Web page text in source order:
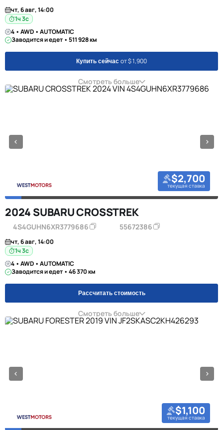
чт, 6 авг, 14:00
1ч 2с
4 • AWD • AUTOMATIC
Заводится и едет • 511 928 км
Купить сейчас от $ 1,900
Смотреть больше
$2,700
текущая ставка
2024 SUBARU CROSSTREK
4S4GUHN6XR3779686 55672386
чт, 6 авг, 14:00
1ч 2с
4 • AWD • AUTOMATIC
Заводится и едет • 46 370 км
Рассчитать стоимость
Смотреть больше
$1,100
текущая ставка